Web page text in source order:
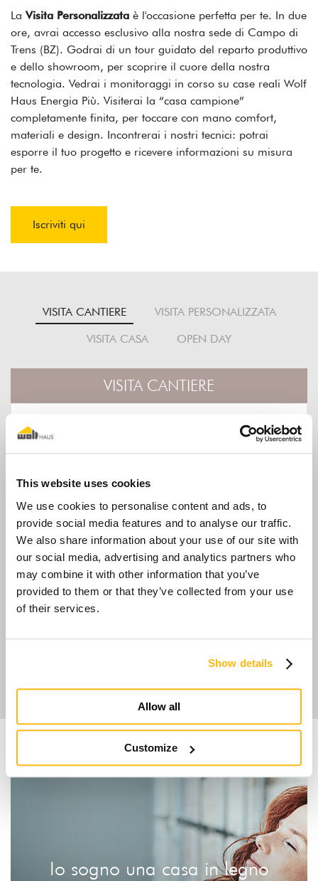
This website uses cookies
We use cookies to personalise content and ads, to
provide social media features and to analyse our traffic.
We also share information about your use of our site with
our social media, advertising and analytics partners who
may combine it with other information that you’ve
provided to them or that they’ve collected from your use
of their services.
Show details
Allow all
Customize
LaVisita Personalizzata è l'occasione perfetta per te. In due
ore, avrai accesso esclusivo alla nostra sede di Campo di
Trens (BZ). Godrai di un tour guidato del reparto produttivo
e dello showroom, per scoprire il cuore della nostra
tecnologia. Vedrai i monitoraggi in corso su case reali Wolf
Haus Energia Più. Visiterai la “casa campione”
completamente finita, per toccare con mano comfort,
materiali e design. Incontrerai i nostri tecnici: potrai
esporre il tuo progetto e ricevere informazioni su misura
per te.
Iscriviti qui
VISITA CANTIERE
VISITA PERSONALIZZATA
VISITA CASA
OPEN DAY
VISITA CANTIERE
Visita Cantiere: potrai toccare
casa Wolf Haus vicina a te,
conoscere il consulente della
tua provincia
.
Io sogno una casa in legno